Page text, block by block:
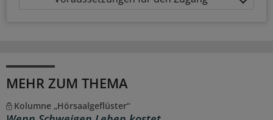
MEHR ZUM THEMA
Kolumne „Hörsaalgeflüster“